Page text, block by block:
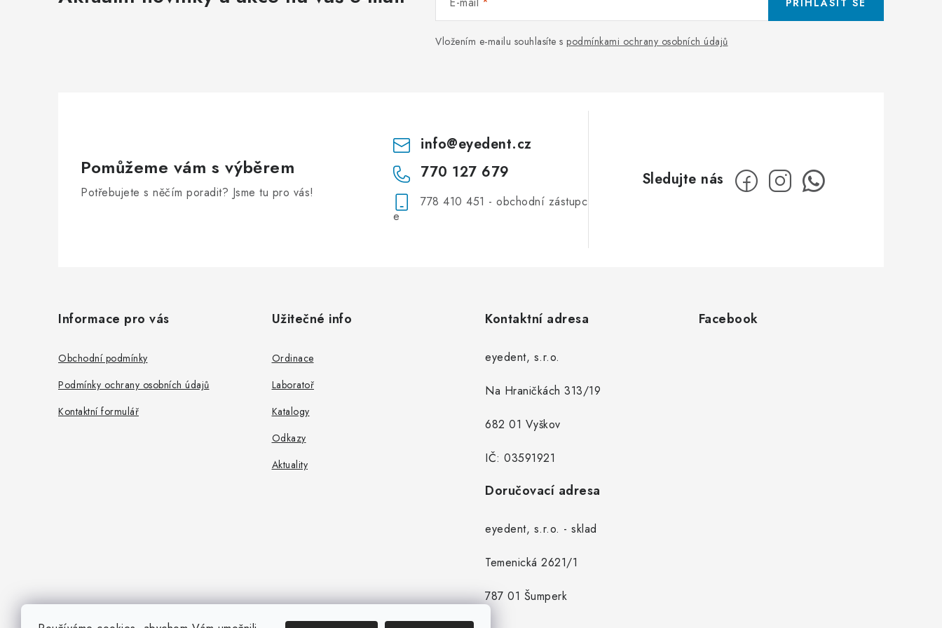
Vložením e-mailu souhlasíte s podmínkami ochrany osobních údajů
PŘIHLÁSIT SE
Pomůžeme vám s výběrem
Potřebujete s něčím poradit? Jsme tu pro vás!
info@eyedent.cz
770 127 679
778 410 451 - obchodní zástupc
e
Informace pro vás
Obchodní podmínky
Podmínky ochrany osobních údajů
Kontaktní formulář
Užitečné info
Ordinace
Laboratoř
Katalogy
Odkazy
Aktuality
Kontaktní adresa
eyedent, s.r.o.
Na Hraničkách 313/19
682 01 Vyškov
IČ: 03591921
Doručovací adresa
eyedent, s.r.o. - sklad
Temenická 2621/1
787 01 Šumperk
Facebook